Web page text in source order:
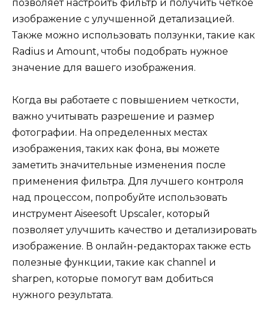
позволяет настроить фильтр и получить четкое
изображение с улучшенной детализацией.
Также можно использовать ползунки, такие как
Radius и Amount, чтобы подобрать нужное
значение для вашего изображения.
Когда вы работаете с повышением четкости,
важно учитывать разрешение и размер
фотографии. На определенных местах
изображения, таких как фона, вы можете
заметить значительные изменения после
применения фильтра. Для лучшего контроля
над процессом, попробуйте использовать
инструмент Aiseesoft Upscaler, который
позволяет улучшить качество и детализировать
изображение. В онлайн-редакторах также есть
полезные функции, такие как channel и
sharpen, которые помогут вам добиться
нужного результата.